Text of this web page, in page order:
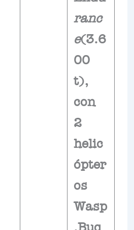
ranc
e(3.6
00
t),
con
2
helic
ópter
os
Wasp
.Buq